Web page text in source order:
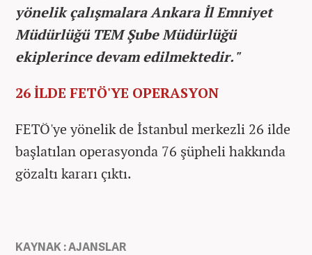
yönelik çalışmalara Ankara İl Emniyet
Müdürlüğü TEM Şube Müdürlüğü
ekiplerince devam edilmektedir."
26 İLDE FETÖ'YE OPERASYON
FETÖ'ye yönelik de İstanbul merkezli 26 ilde
başlatılan operasyonda 76 şüpheli hakkında
gözaltı kararı çıktı.
KAYNAK : AJANSLAR